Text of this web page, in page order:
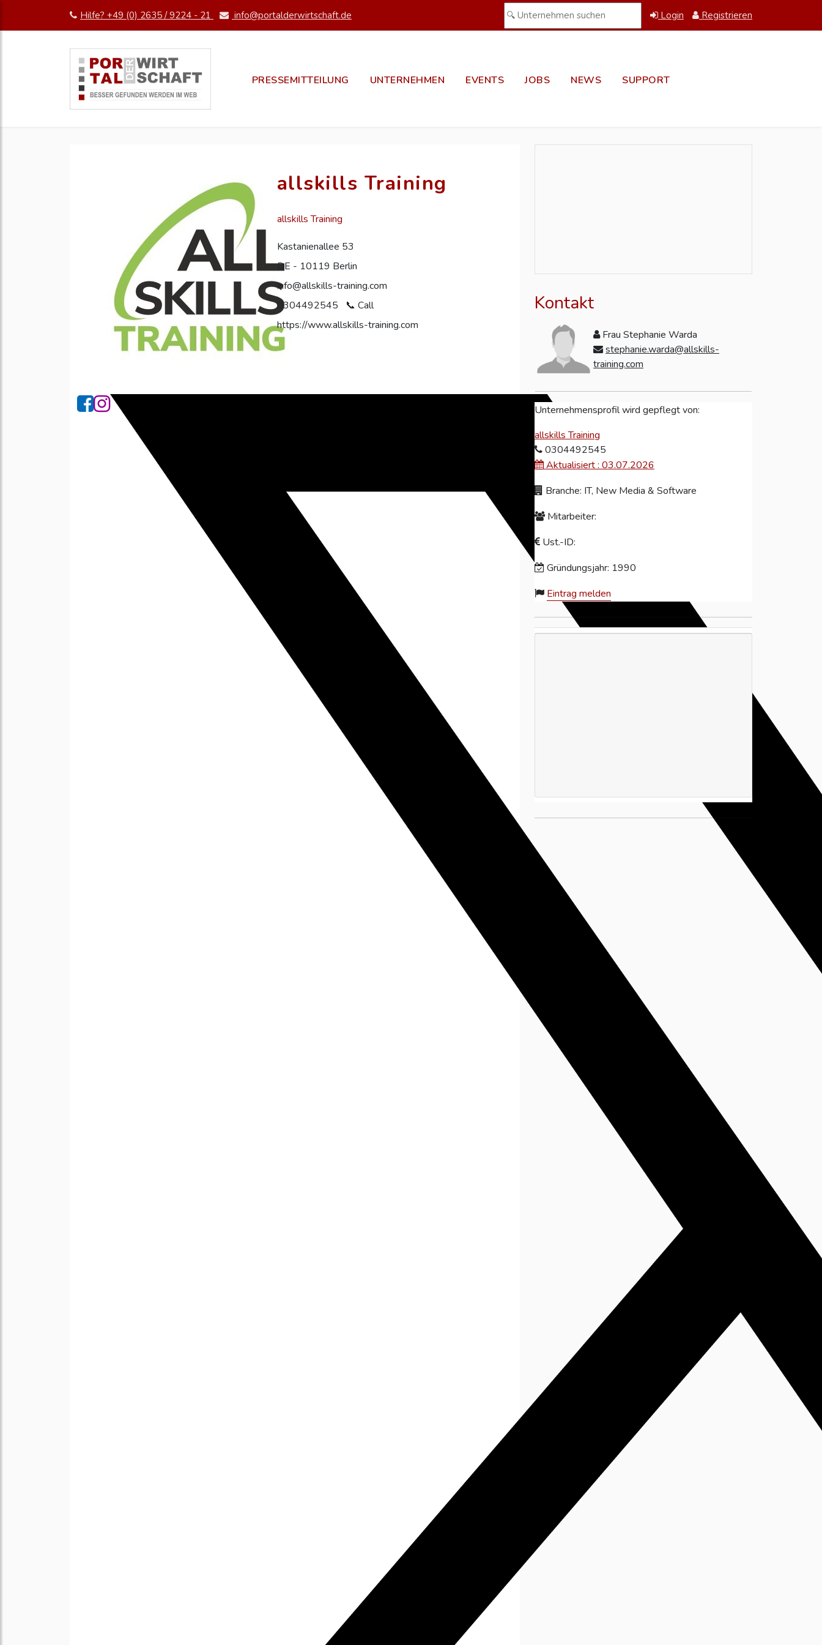
Hilfe? +49 (0) 2635 / 9224 - 21 info@portalderwirtschaft.de Login Registrieren
PRESSEMITTEILUNG UNTERNEHMEN EVENTS JOBS NEWS SUPPORT
allskills Training
allskills Training
Kastanienallee 53
DE - 10119 Berlin
info@allskills-training.com
0304492545
https://www.allskills-training.com
Kontakt
Frau Stephanie Warda
stephanie.warda@allskills-
training.com
Unternehmensprofil wird gepflegt von:
allskills Training
0304492545
Aktualisiert : 03.07.2026
Branche: IT, New Media & Software
Mitarbeiter:
Ust.-ID:
Gründungsjahr: 1990
Eintrag melden